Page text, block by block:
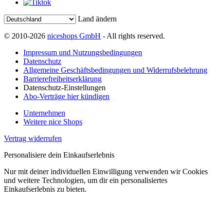
Land ändern
© 2010-2026 niceshops GmbH - All rights reserved.
Impressum und Nutzungsbedingungen
Datenschutz
Allgemeine Geschäftsbedingungen und Widerrufsbelehrung
Barrierefreiheitserklärung
Datenschutz-Einstellungen
Abo-Verträge hier kündigen
Unternehmen
Weitere nice Shops
Vertrag widerrufen
Personalisiere dein Einkaufserlebnis
Nur mit deiner individuellen Einwilligung verwenden wir Cookies
und weitere Technologien, um dir ein personalisiertes
Einkaufserlebnis zu bieten.